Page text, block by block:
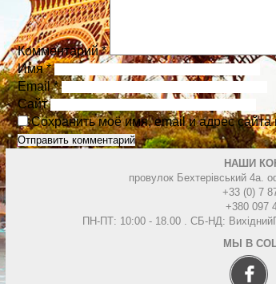
Комментарий*
Имя*
Email*
Сайт
Сохранить моё имя, email и адрес
НАШИ
провулок Бехтерівський 4а.
+33 (0) 7
+380 097
ПН-ПТ: 10:00 - 18.00 . СБ-НД: Вихідний
МЫ В